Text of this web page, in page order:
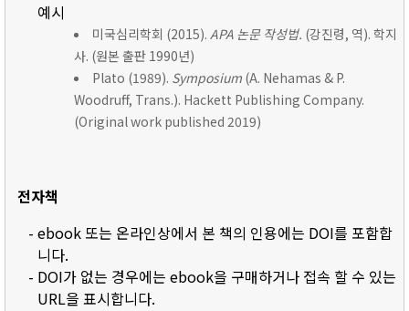
예시
미국심리학회 (2015). APA 논문 작성법. (강진령, 역). 학지
사. (원본 출판 1990년)
Plato (1989). Symposium (A. Nehamas & P.
Woodruff, Trans.). Hackett Publishing Company.
(Original work published 2019)
전자책
- ebook 또는 온라인상에서 본 책의 인용에는 DOI를 포함합
니다.
- DOI가 없는 경우에는 ebook을 구매하거나 접속 할 수 있는
URL을 표시합니다.